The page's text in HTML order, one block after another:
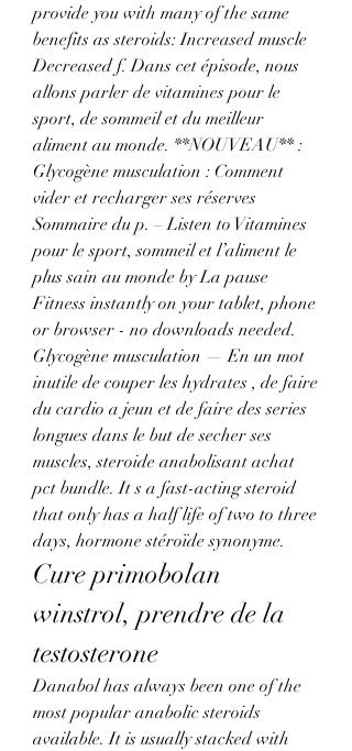
provide you with many of the same
benefits as steroids: Increased muscle
Decreased f. Dans cet épisode, nous
allons parler de vitamines pour le
sport, de sommeil et du meilleur
aliment au monde. **NOUVEAU** :
Glycogène musculation : Comment
vider et recharger ses réserves
Sommaire du p. – Listen to Vitamines
pour le sport, sommeil et l’aliment le
plus sain au monde by La pause
Fitness instantly on your tablet, phone
or browser - no downloads needed.
Glycogène musculation — En un mot
inutile de couper les hydrates , de faire
du cardio a jeun et de faire des series
longues dans le but de secher ses
muscles, steroide anabolisant achat
pct bundle. It s a fast-acting steroid
that only has a half life of two to three
days, hormone stéroïde synonyme.
Cure primobolan
winstrol, prendre de la
testosterone
Danabol has always been one of the
most popular anabolic steroids
available. It is usually stacked with